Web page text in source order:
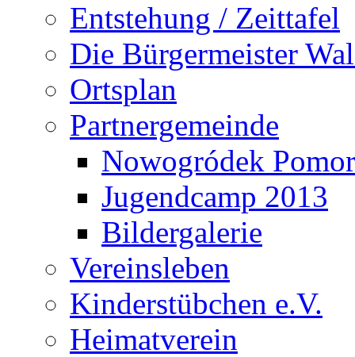
Entstehung / Zeittafel
Die Bürgermeister
Ortsplan
Partnergemeinde
Nowogródek
Jugendcamp 2013
Bildergalerie
Vereinsleben
Kinderstübchen e.V.
Heimatverein